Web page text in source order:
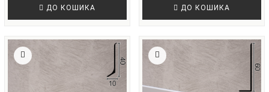
ДО КОШИКА ДО КОШИКА